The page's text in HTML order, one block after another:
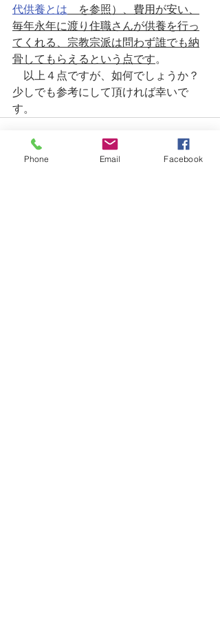
代供養とは を参照）、費用が安い、
毎年永年に渡り住職さんが供養を行っ
てくれる、宗教宗派は問わず誰でも納
骨してもらえるという点です。
以上４点ですが、如何でしょうか？
少しでも参考にして頂ければ幸いで
す。
Phone Email Facebook